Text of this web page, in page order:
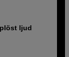
ljud